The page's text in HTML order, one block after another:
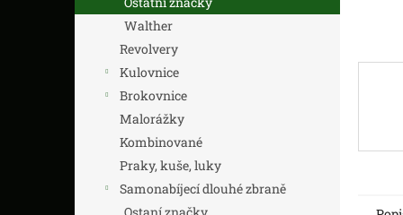
Walther
Revolvery
Kulovnice
Brokovnice
Malorážky
Kombinované
Praky, kuše, luky
Samonabíjecí dlouhé zbraně